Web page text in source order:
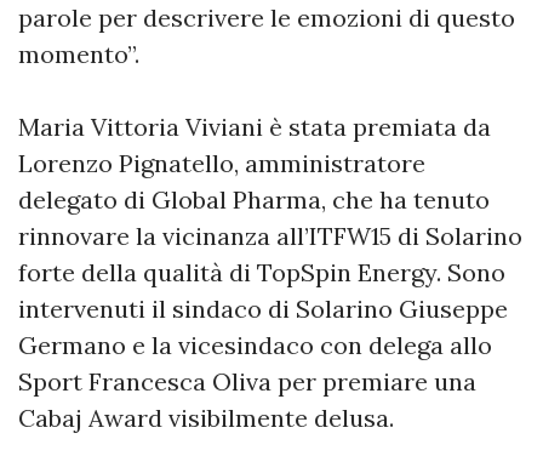
parole per descrivere le emozioni di questo
momento”.
Maria Vittoria Viviani è stata premiata da
Lorenzo Pignatello, amministratore
delegato di Global Pharma, che ha tenuto
rinnovare la vicinanza all’ITFW15 di Solarino
forte della qualità di TopSpin Energy. Sono
intervenuti il sindaco di Solarino Giuseppe
Germano e la vicesindaco con delega allo
Sport Francesca Oliva per premiare una
Cabaj Award visibilmente delusa.